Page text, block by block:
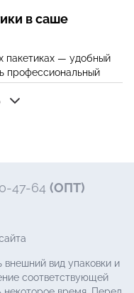
в саше
пакетиках — удобный
профессиональный
Можно купить
комплекс и
KRKR
Линейки предлагают
продуктов для ухода
47-64 (ОПТ)
внешний вид упаковки и
соответствующей